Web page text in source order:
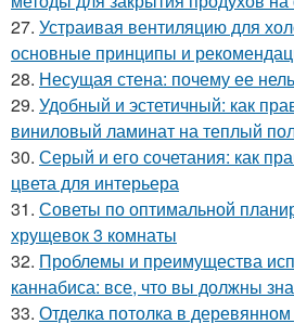
27. Устраивая вентиляцию для
основные принципы и
28. Несущая стена: почему ее
29. Удобный и эстетичный: как
виниловый ламинат на теплый
30. Серый и его сочетания: как
цвета для интерьера
31. Советы по оптимальной
хрущевок 3 комнаты
32. Проблемы и преимущества
каннабиса: все, что вы должны
33. Отделка потолка в